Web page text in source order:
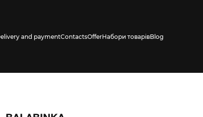
and paymentContactsOfferНабори товарівBlog